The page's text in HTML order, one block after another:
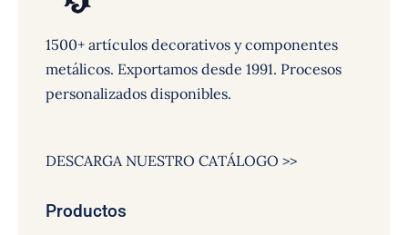
1500+ artículos decorativos y componentes
metálicos. Exportamos desde 1991. Procesos
personalizados disponibles.
DESCARGA NUESTRO CATÁLOGO >>
Productos